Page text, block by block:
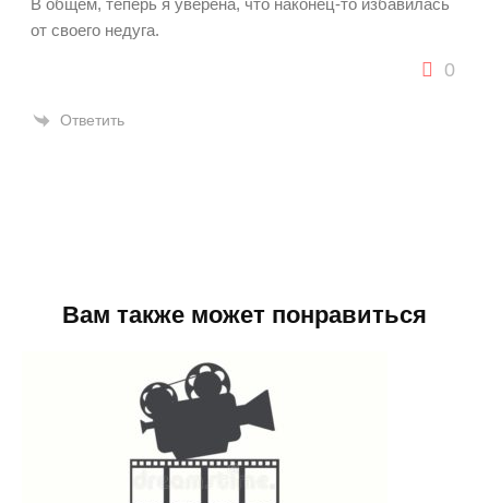
от своего недуга.
0
Ответить
Вам также может понравиться